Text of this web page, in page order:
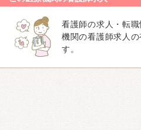
看護師の求人・転
機関の看護師求人
す。